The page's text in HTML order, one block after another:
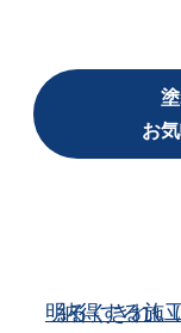
お
納得する施
明るくきれ